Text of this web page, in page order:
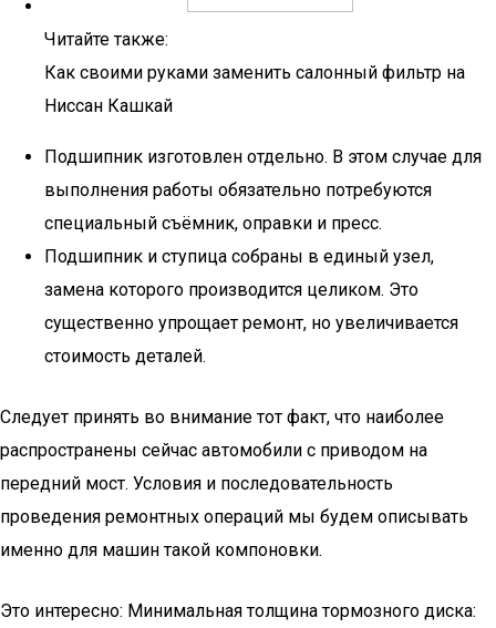
Читайте также:
Как своими руками заменить салонный фильтр на
Ниссан Кашкай
Подшипник изготовлен отдельно. В этом случае для
выполнения работы обязательно потребуются
специальный съёмник, оправки и пресс.
Подшипник и ступица собраны в единый узел,
замена которого производится целиком. Это
существенно упрощает ремонт, но увеличивается
стоимость деталей.
Следует принять во внимание тот факт, что наиболее
распространены сейчас автомобили с приводом на
передний мост. Условия и последовательность
проведения ремонтных операций мы будем описывать
именно для машин такой компоновки.
Это интересно: Минимальная толщина тормозного диска: